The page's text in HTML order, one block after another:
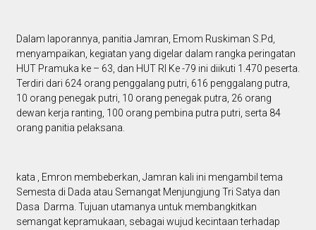
Dalam laporannya, panitia Jamran, Emom Ruskiman S.Pd,
menyampaikan, kegiatan yang digelar dalam rangka peringatan
HUT Pramuka ke – 63, dan HUT RI Ke -79 ini diikuti 1.470 peserta.
Terdiri dari 624 orang penggalang putri, 616 penggalang putra,
10 orang penegak putri, 10 orang penegak putra, 26 orang
dewan kerja ranting, 100 orang pembina putra putri, serta 84
orang panitia pelaksana.
kata , Emron membeberkan, Jamran kali ini mengambil tema
Semesta di Dada atau Semangat Menjungjung Tri Satya dan
Dasa Darma. Tujuan utamanya untuk membangkitkan
semangat kepramukaan, sebagai wujud kecintaan terhadap